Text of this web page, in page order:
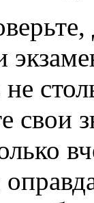
свои